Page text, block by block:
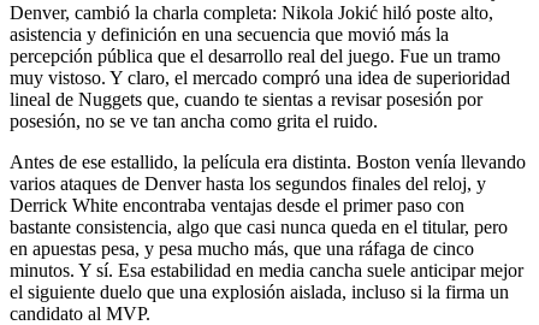
Denver, cambió la charla completa: Nikola Jokić hiló poste alto,
asistencia y definición en una secuencia que movió más la
percepción pública que el desarrollo real del juego. Fue un tramo
muy vistoso. Y claro, el mercado compró una idea de superioridad
lineal de Nuggets que, cuando te sientas a revisar posesión por
posesión, no se ve tan ancha como grita el ruido.
Antes de ese estallido, la película era distinta. Boston venía llevando
varios ataques de Denver hasta los segundos finales del reloj, y
Derrick White encontraba ventajas desde el primer paso con
bastante consistencia, algo que casi nunca queda en el titular, pero
en apuestas pesa, y pesa mucho más, que una ráfaga de cinco
minutos. Y sí. Esa estabilidad en media cancha suele anticipar mejor
el siguiente duelo que una explosión aislada, incluso si la firma un
candidato al MVP.